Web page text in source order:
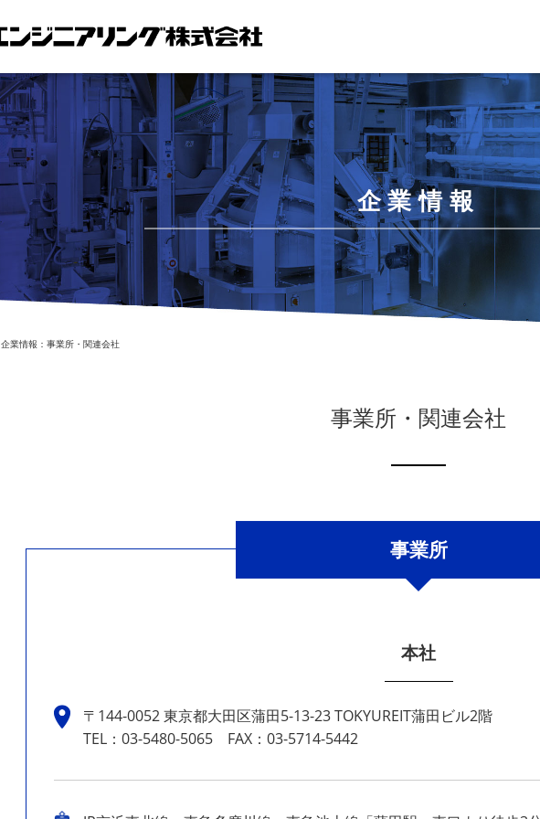
企業情報
企業情報：事業所・関連会社
事業所・関連会社
事業所
本社
〒144-0052 東京都大田区蒲田5-13-23 TOKYUREIT蒲田ビル2階
TEL：03-5480-5065 FAX：03-5714-5442